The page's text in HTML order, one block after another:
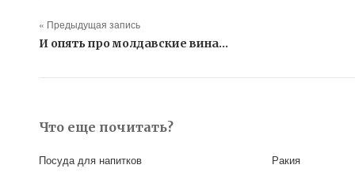
« Предыдущая запись
И опять про молдавские вина…
Что еще почитать?
Посуда для напитков Ракия